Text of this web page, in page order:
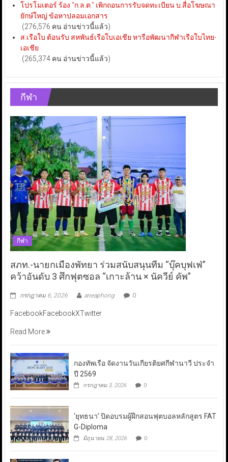
โปรโมเตอร์ ร้อง “ก.ล.ต.” เพิกถอนการรับจดทะเบียน บ.สื่อโฆษณา
ยักษ์ใหญ่ ข้อหาปลอมเอกสาร
(276,576 คน อ่านข่าวนี้แล้ว)
ส.เรือใบ ต้อนรับ สหพันธ์เรือใบเอเชีย หารือพัฒนากีฬาเรือใบไทย-
เอเชีย
(265,374 คน อ่านข่าวนี้แล้ว)
กีฬา
กีฬา
สภท.-นายกเมืองพัทยา ร่วมสนับสนุนทีม “บุ๊คบุฟเฟ่”
คว้าอันดับ 3 ศึกฟุตซอล “เกาะล้าน × นัควีย์ คัพ”
กรกฎาคม 6, 2026 aneaphong 0
FacebookFacebookXTwitter
Read More
กองทัพเรือ จัดงานวันเกียรติยศกีฬานาวี ประจำ
ปี 2569
กรกฎาคม 3, 2026 0
‘ยุทธนา’ ปิดอบรมผู้ฝึกสอนฟุตบอลหลักสูตร FAT
G-Diploma
มิถุนายน 28, 2026 0